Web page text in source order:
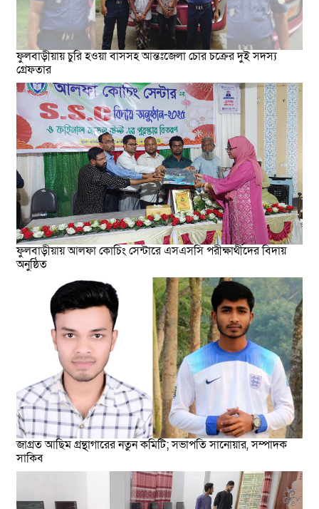
ফুলবাড়ীয়ায় চুরি হওয়া বাসসহ আন্তঃজেলা চোর চক্রের দুই সদস্য
গ্রেফতার
ফুলবাড়ীয়ায় আলফা কোচিং সেন্টারে এসএসসি পরীক্ষার্থীদের বিদায়
অনুষ্ঠিত
জাগ্রত আছিম গ্রন্থাগারের নতুন কমিটি; সভাপতি সানোয়ার, সম্পাদক
সাকিব